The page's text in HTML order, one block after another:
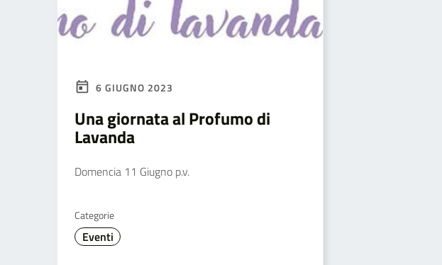
6 GIUGNO 2023
Una giornata al Profumo di
Lavanda
Domencia 11 Giugno p.v.
Categorie
Eventi